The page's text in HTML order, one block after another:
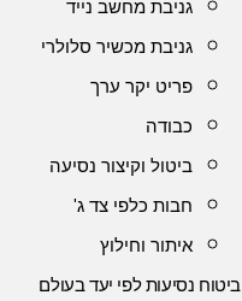
גניבת מחשב נייד
גניבת מכשיר סלולרי
פריט יקר ערך
כבודה
ביטול וקיצור נסיעה
חבות כלפי צד ג'
איתור וחילוץ
ביטוח נסיעות לפי יעד בעולם